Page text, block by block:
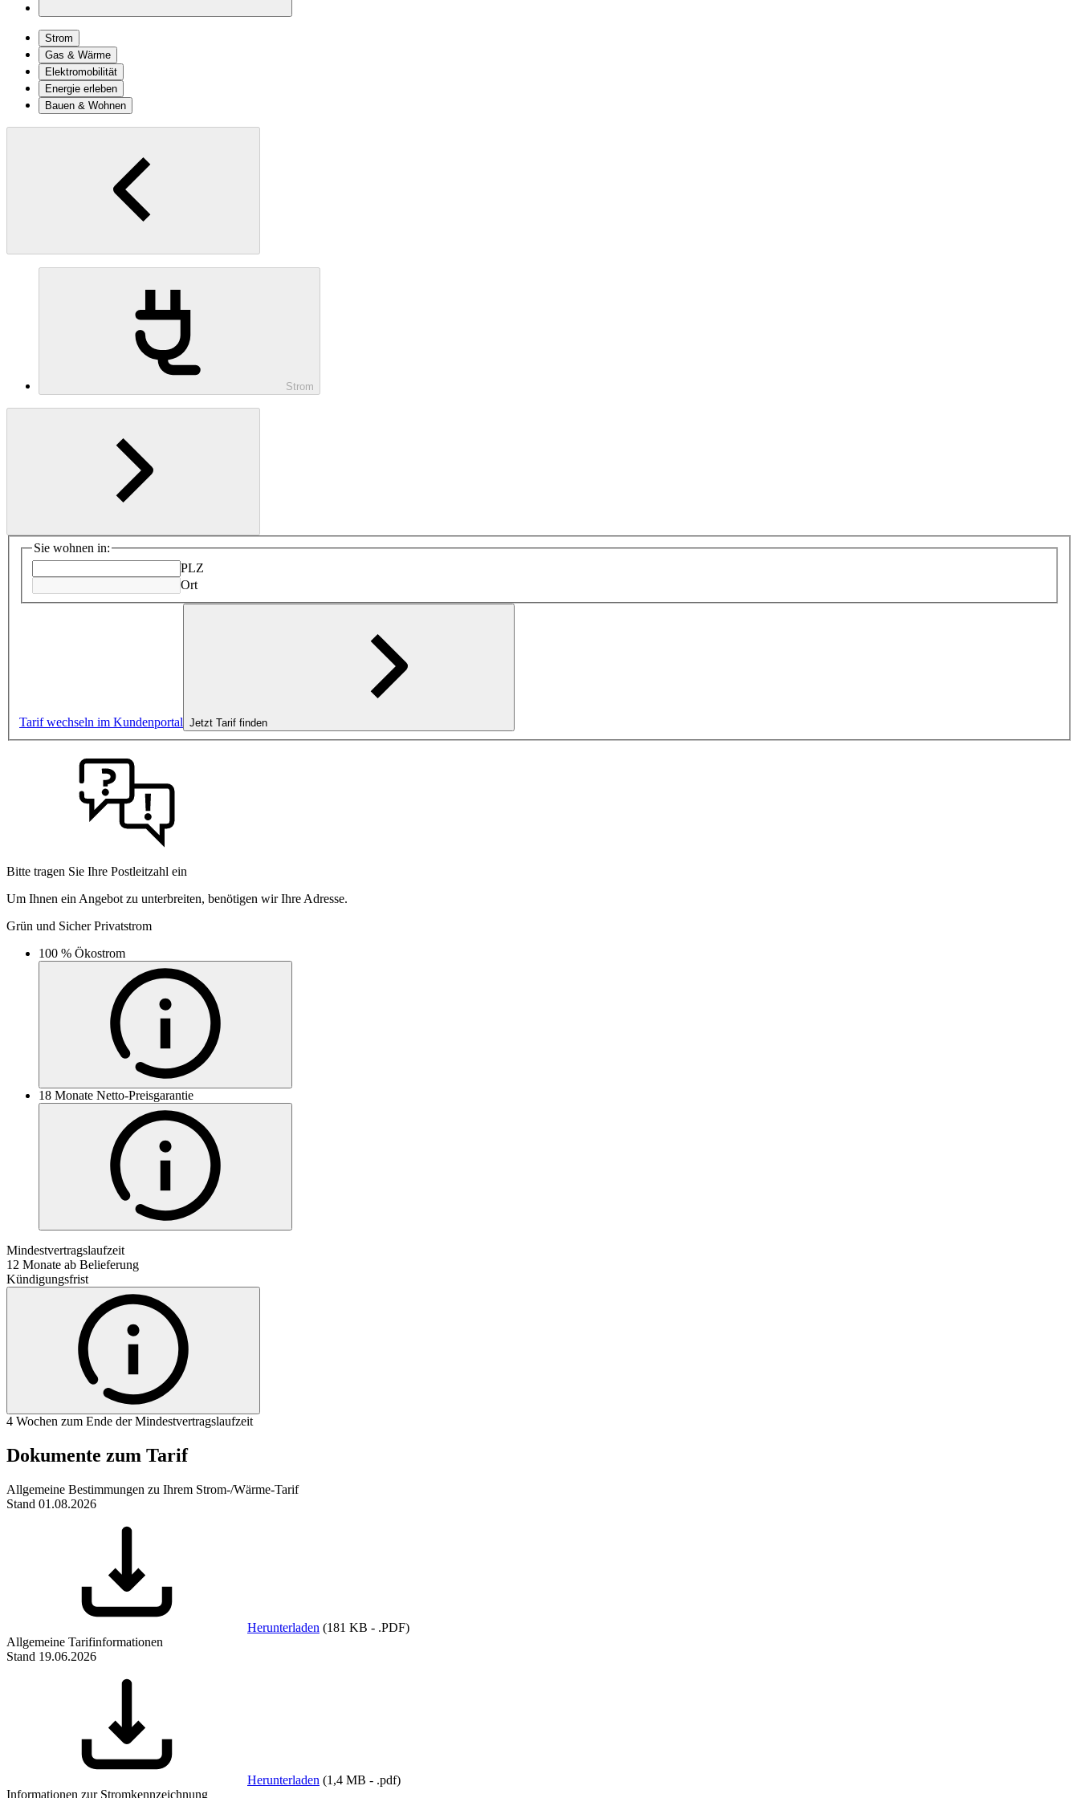
Strom
Gas & Wärme
Elektromobilität
Energie erleben
Bauen & Wohnen
Strom
Sie wohnen in:
PLZ
Ort
Tarif wechseln im Kundenportal Jetzt Tarif finden
Bitte tragen Sie Ihre Postleitzahl ein
Um Ihnen ein Angebot zu unterbreiten, benötigen wir Ihre Adresse.
Grün und Sicher Privatstrom
100 % Ökostrom
18 Monate Netto-Preisgarantie
Mindestvertragslaufzeit
12 Monate ab Belieferung
Kündigungsfrist
4 Wochen zum Ende der Mindestvertragslaufzeit
Dokumente zum Tarif
Allgemeine Bestimmungen zu Ihrem Strom-/Wärme-Tarif
Stand 01.08.2026
Herunterladen (181 KB - .PDF)
Allgemeine Tarifinformationen
Stand 19.06.2026
Herunterladen (1,4 MB - .pdf)
Informationen zur Stromkennzeichnung